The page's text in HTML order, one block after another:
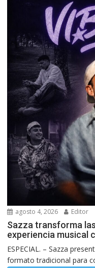
agosto 4, 2026 Editor
Sazza transforma
experiencia musical
ESPECIAL. – Sazza
formato tradicional para